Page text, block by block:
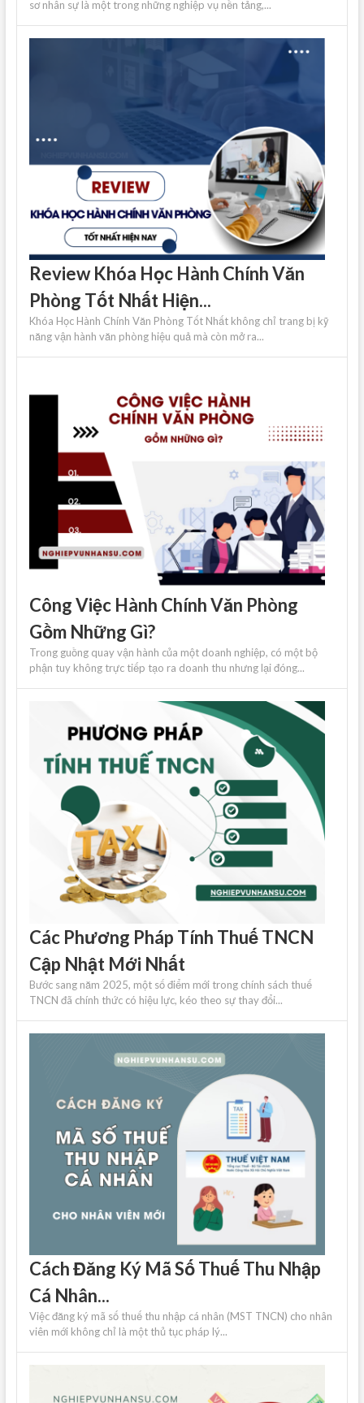
sơ nhân sự là một trong những nghiệp vụ nền tảng,...
Review Khóa Học Hành Chính Văn
Phòng Tốt Nhất Hiện...
Khóa Học Hành Chính Văn Phòng Tốt Nhất không chỉ trang bị kỹ
năng vận hành văn phòng hiệu quả mà còn mở ra...
Công Việc Hành Chính Văn Phòng
Gồm Những Gì?
Trong guồng quay vận hành của một doanh nghiệp, có một bộ
phận tuy không trực tiếp tạo ra doanh thu nhưng lại đóng...
Các Phương Pháp Tính Thuế TNCN
Cập Nhật Mới Nhất
Bước sang năm 2025, một số điểm mới trong chính sách thuế
TNCN đã chính thức có hiệu lực, kéo theo sự thay đổi...
Cách Đăng Ký Mã Số Thuế Thu Nhập
Cá Nhân...
Việc đăng ký mã số thuế thu nhập cá nhân (MST TNCN) cho nhân
viên mới không chỉ là một thủ tục pháp lý...